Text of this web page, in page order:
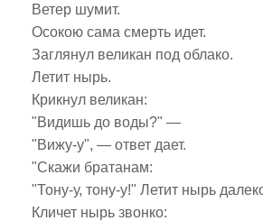
Ветер шумит.
Осокою сама смерть идет.
Заглянул великан под облако.
Летит нырь.
Крикнул великан:
"Видишь до воды?" —
"Вижу-у", — ответ дает.
"Скажи братанам:
"Тону-у, тону-у!" Летит нырь
Кличет нырь звонко: